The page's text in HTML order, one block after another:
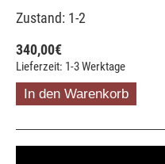
Zustand: 1-2
Lieferzeit: 1-3 Werktage
340,00€